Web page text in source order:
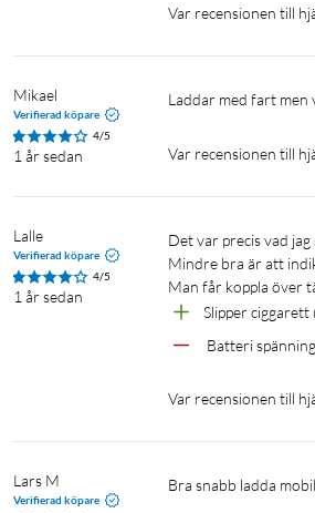
Var recensionen till
Mikael
Verifierad köpare
4/5
1 år sedan
Laddar med fart
Var recensionen till
Lalle
Verifierad köpare
4/5
1 år sedan
Det var precis vad jag sökte.
Mindre bra är att
Slipper ciggarett
Batteri
Var recensionen till
Lars M
Verifierad köpare
Bra snabb ladda